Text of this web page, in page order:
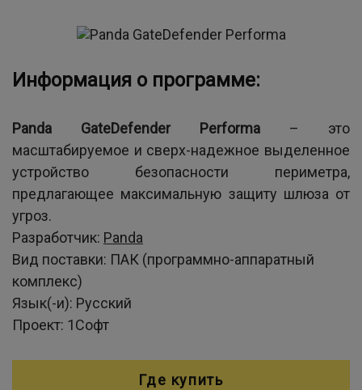
Информация о программе:
Panda GateDefender Performa – это
масштабируемое и сверх-надежное выделенное
устройство безопасности периметра,
предлагающее максимальную защиту шлюза от
угроз.
Разработчик: Panda
Вид поставки: ПАК (программно-аппаратный
комплекс)
Язык(-и): Русский
Проект: 1Софт
Где купить